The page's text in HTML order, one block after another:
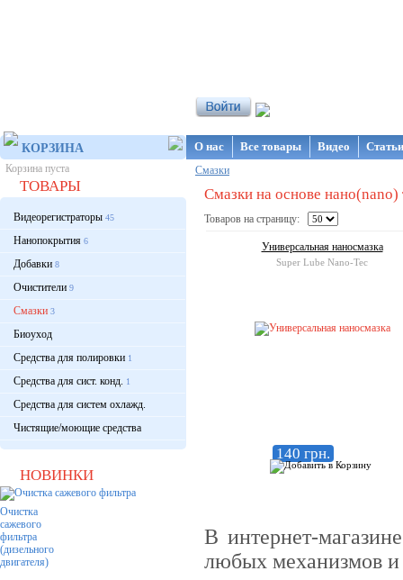
КОРЗИНА
Корзина пуста
ТОВАРЫ
Видеорегистраторы 45
Нанопокрытия 6
Добавки 8
Очистители 9
Смазки 3
Биоуход
Средства для полировки 1
Средства для сист. конд. 1
Средства для систем охлажд.
Чистящие/моющие средства
НОВИНКИ
Очистка
сажевого
фильтра
(дизельного
двигателя)
О нас Все товары Видео
Смазки
Смазки на основе нано(nano)
Товаров на страницу:
Универсальная наносмазка
Super Lube Nano-Tec
140 грн.
В интернет-
любых механизмов и